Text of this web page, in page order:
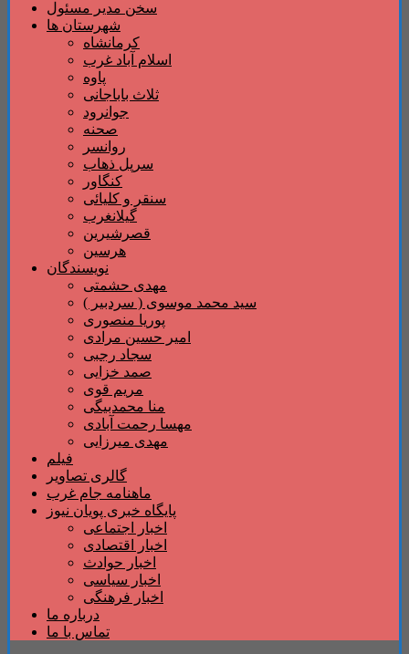
سخن مدیر مسئول
شهرستان ها
کرمانشاه
اسلام آباد غرب
پاوه
ثلاث باباجانی
جوانرود
صحنه
روانسر
سرپل ذهاب
کنگاور
سنقر و کلیائی
گیلانغرب
قصرشیرین
هرسین
نویسندگان
مهدی حشمتی
سید محمد موسوی ( سردبیر )
پوریا منصوری
امیر حسین مرادی
سجاد رجبی
صمد خزایی
مریم قوی
منا محمدبیگی
مهسا رحمت آبادی
مهدی میرزایی
فیلم
گالری تصاویر
ماهنامه جام غرب
پایگاه خبری پویان نیوز
اخبار اجتماعی
اخبار اقتصادی
اخبار حوادث
اخبار سیاسی
اخبار فرهنگی
درباره ما
تماس با ما